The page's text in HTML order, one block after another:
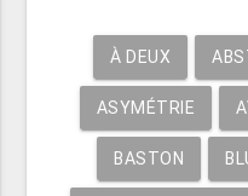
À DEUX
ASYMÉTRIE
BASTON